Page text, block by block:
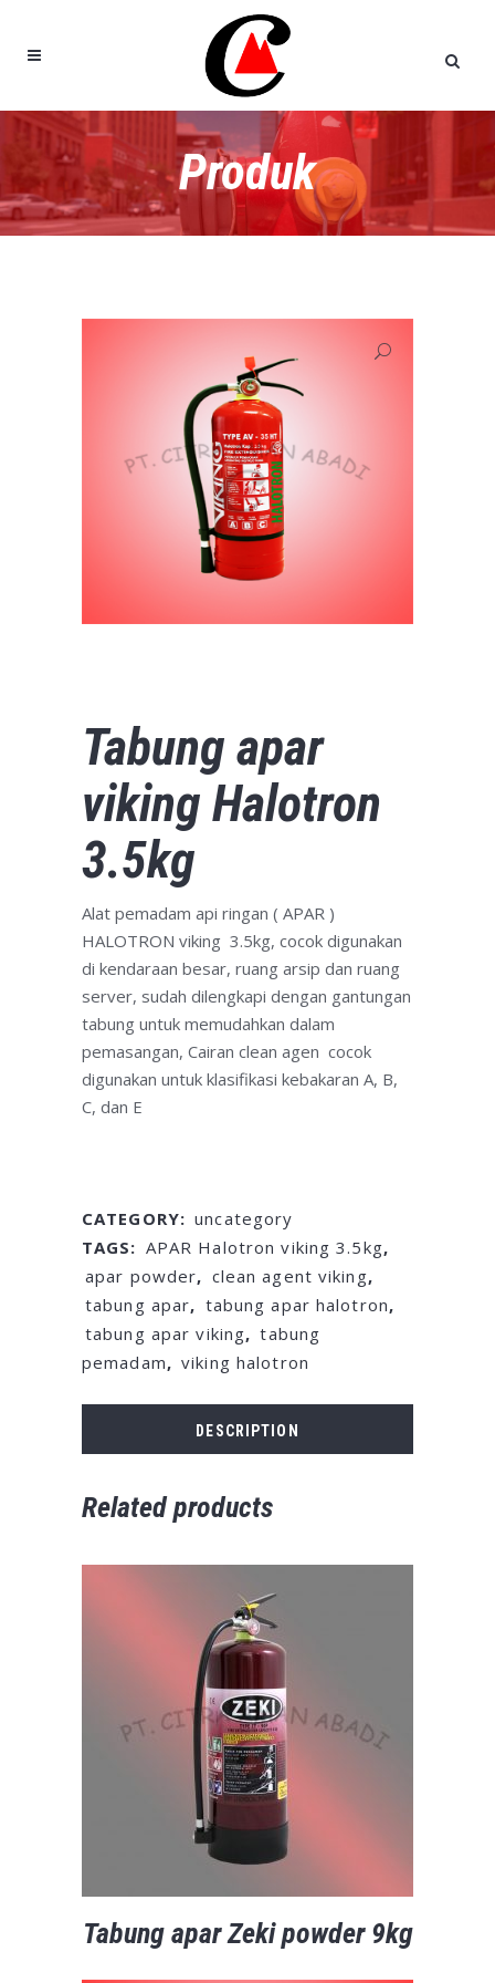
Produk
Tabung apar
viking Halotron
3.5kg
Alat pemadam api ringan ( APAR )
HALOTRON viking 3.5kg, cocok digunakan
di kendaraan besar, ruang arsip dan ruang
server, sudah dilengkapi dengan gantungan
tabung untuk memudahkan dalam
pemasangan, Cairan clean agen cocok
digunakan untuk klasifikasi kebakaran A, B,
C, dan E
CATEGORY: uncategory
TAGS: APAR Halotron viking 3.5kg,
apar powder, clean agent viking,
tabung apar, tabung apar halotron,
tabung apar viking, tabung
pemadam, viking halotron
DESCRIPTION
Related products
Tabung apar Zeki powder 9kg